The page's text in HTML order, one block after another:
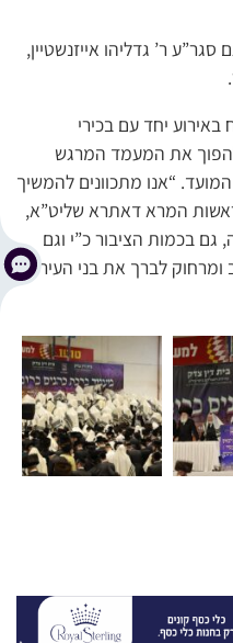
ר’ גדליהו אייזנשטיין,
באירוע יחד עם בכירי
להפוך את המעמד המרגש
“אנו מתכוונים להמשיך
המרא דאתרא שליט”א,
בכמות הציבור כ”י וגם
לברך את בני העיר